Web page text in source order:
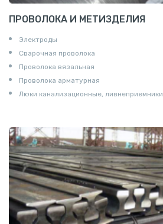
ПРОВОЛОКА И МЕТИЗДЕЛИЯ
Электроды
Сварочная проволока
Проволока вязальная
Проволока арматурная
Люки канализационные, ливнеприемники